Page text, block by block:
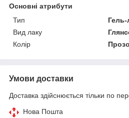
Основні атрибути
Тип
Гель-
Вид лаку
Колір
Умови доставки
Доставка здійснюється тільки по
Нова Пошта